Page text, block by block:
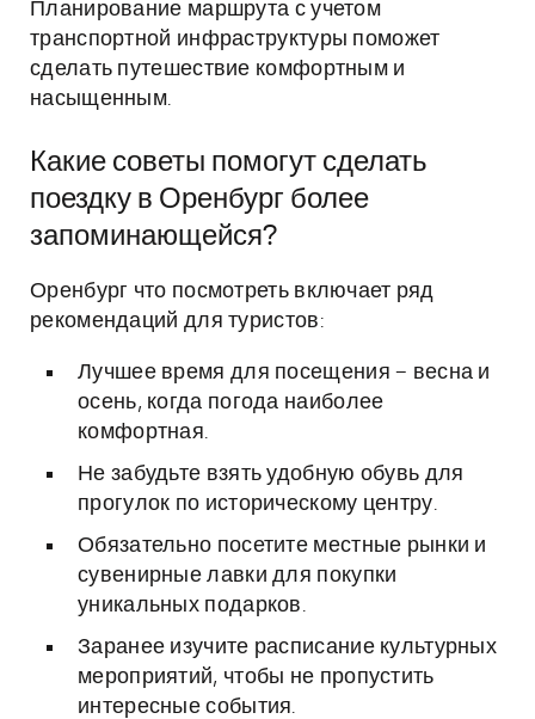
Планирование маршрута с учетом
транспортной инфраструктуры поможет
сделать путешествие комфортным и
насыщенным.
Какие советы помогут сделать
поездку в Оренбург более
запоминающейся?
Оренбург что посмотреть включает ряд
рекомендаций для туристов:
Лучшее время для посещения – весна и
осень, когда погода наиболее
комфортная.
Не забудьте взять удобную обувь для
прогулок по историческому центру.
Обязательно посетите местные рынки и
сувенирные лавки для покупки
уникальных подарков.
Заранее изучите расписание культурных
мероприятий, чтобы не пропустить
интересные события.